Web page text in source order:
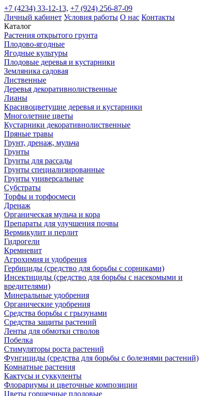
+7 (4234) 33-12-13, +7 (924) 256-87-09
Личный кабинет Условия работы О нас Контакты
Каталог
Растения открытого грунта
Плодово-ягодные
Ягодные культуры
Плодовые деревья и кустарники
Земляника садовая
Лиственные
Деревья декоративнолиственные
Лианы
Красивоцветущие деревья и кустарники
Многолетние цветы
Кустарники декоративнолиственные
Пряные травы
Грунт, дренаж, мульча
Грунты
Грунты для рассады
Грунты специализированные
Грунты универсальные
Субстраты
Торфы и торфосмеси
Дренаж
Органическая мульча и кора
Препараты для улучшения почвы
Вермикулит и перлит
Гидрогели
Кремневит
Агрохимия и удобрения
Гербициды (средство для борьбы с сорниками)
Инсектициды (средство для борьбы с насекомыми и
вредителями)
Минеральные удобрения
Органические удобрения
Средства борьбы с грызунами
Средства защиты растений
Ленты для обмотки стволов
Побелка
Стимуляторы роста растений
Фунгициды (средства для борьбы с болезнями растений)
Комнатные растения
Кактусы и суккуленты
Флорариумы и цветочные композиции
Цветы горшечные плодовые